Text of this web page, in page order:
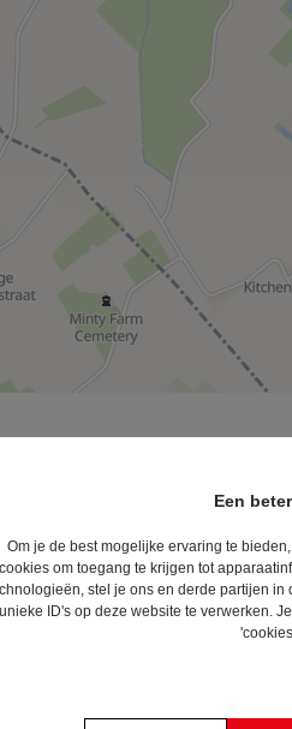
Een
Om je de best mogelijke ervaring te
cookies om toegang te krijgen tot
stel je ons en derde partijen
unieke ID's op deze website te verwerken.